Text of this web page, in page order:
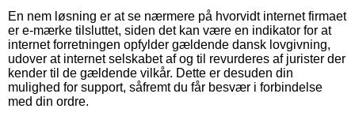
En nem løsning er at se nærmere på hvorvidt internet firmaet
er e-mærke tilsluttet, siden det kan være en indikator for at
internet forretningen opfylder gældende dansk lovgivning,
udover at internet selskabet af og til revurderes af jurister der
kender til de gældende vilkår. Dette er desuden din
mulighed for support, såfremt du får besvær i forbindelse
med din ordre.